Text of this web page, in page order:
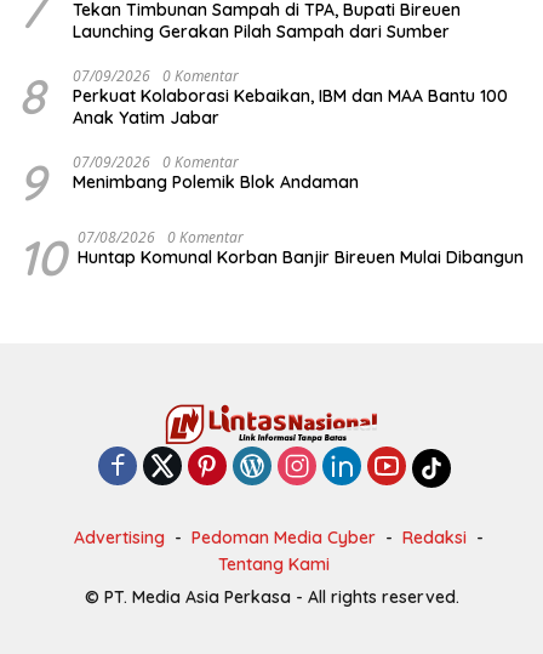
Tekan Timbunan Sampah di TPA, Bupati Bireuen
Launching Gerakan Pilah Sampah dari Sumber
8 07/09/2026 0 Komentar
Perkuat Kolaborasi Kebaikan, IBM dan MAA Bantu 100
Anak Yatim Jabar
9 07/09/2026 0 Komentar
Menimbang Polemik Blok Andaman
10 07/08/2026 0 Komentar
Huntap Komunal Korban Banjir Bireuen Mulai Dibangun
Advertising Pedoman Media Cyber
Redaksi
Tentang Kami
© PT. Media Asia Perkasa - All rights reserved.